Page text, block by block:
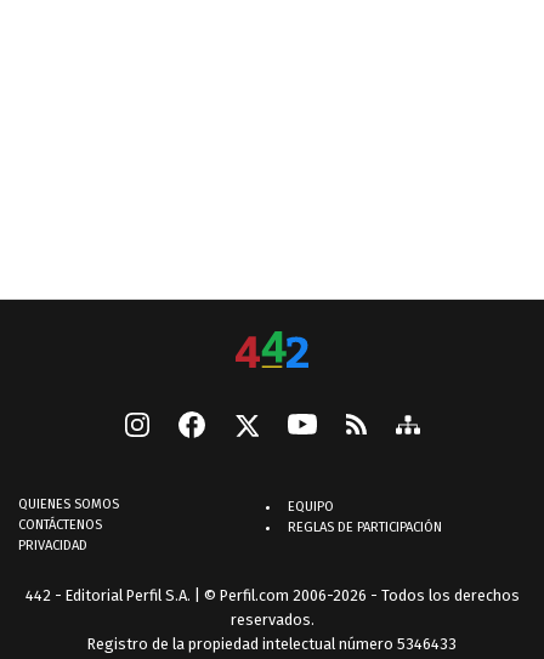
QUIENES SOMOS
CONTÁCTENOS
PRIVACIDAD
EQUIPO
REGLAS DE PARTICIPACIÓN
442 - Editorial Perfil S.A. | © Perfil.com 2006-2026 - Todos los derechos
reservados.
Registro de la propiedad intelectual número 5346433